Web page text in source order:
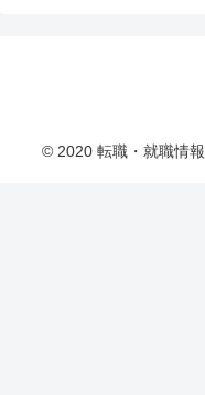
© 2020 転職・就職情